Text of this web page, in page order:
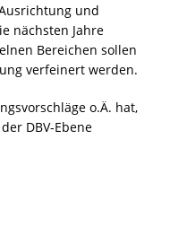
und
nächsten Jahre
Bereichen sollen
verfeinert werden.
o.Ä. hat,
DBV-Ebene